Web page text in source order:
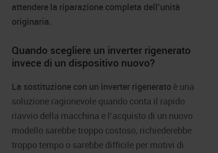
attendere la riparazione completa dell’unità
originaria.
Quando scegliere un inverter rigenerato
invece di un dispositivo nuovo?
La sostituzione con un inverter rigenerato è una
soluzione ragionevole quando conta il rapido
riavvio della macchina e l’acquisto di un nuovo
modello sarebbe troppo costoso, richiederebbe
troppo tempo o sarebbe difficile per motivi di